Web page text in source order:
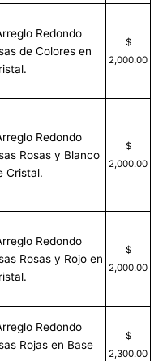
Redondo
de Colores en
$
2,000.00
Redondo
Rosas y Blanco
Cristal.
$
2,000.00
Redondo
Rosas y Rojo en
$
2,000.00
Redondo
Rojas en Base
$
2,300.00